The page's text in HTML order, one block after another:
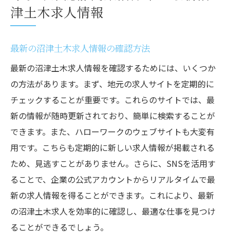
求人情報の信頼性とその確認方法
沼津市での土木求人情報を効率的に探す方法
求人情報アラートで見逃し防止
SNSを使った求人情報収集術
地域の求人誌の効果的利用
友人や知人からの口コミを活用する
リアルタイムで入手沼津土木求人情報を逃さな
い秘訣
企業の公式アカウントをフォローする
求人情報アプリの活用法
ニュースレターやメール通知の設定方法
津土木求人情報
最新の沼津土木求人情報の確認方法
最新の沼津土木求人情報を確認するためには、いくつか
の方法があります。まず、地元の求人サイトを定期的に
チェックすることが重要です。これらのサイトでは、最
新の情報が随時更新されており、簡単に検索することが
できます。また、ハローワークのウェブサイトも大変有
用です。こちらも定期的に新しい求人情報が掲載される
ため、見逃すことがありません。さらに、SNSを活用す
ることで、企業の公式アカウントからリアルタイムで最
新の求人情報を得ることができます。これにより、最新
の沼津土木求人を効率的に確認し、最適な仕事を見つけ
ることができるでしょう。